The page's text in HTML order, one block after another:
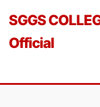
SGGS
Official
content